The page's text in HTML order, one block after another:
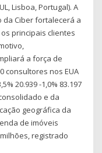
Lisboa, Portugal). A
Ciber fortalecerá a
principais clientes
a força de
consultores nos EUA
20.939 -1,0% 83.197
e da
geográfica da
de imóveis
registrado